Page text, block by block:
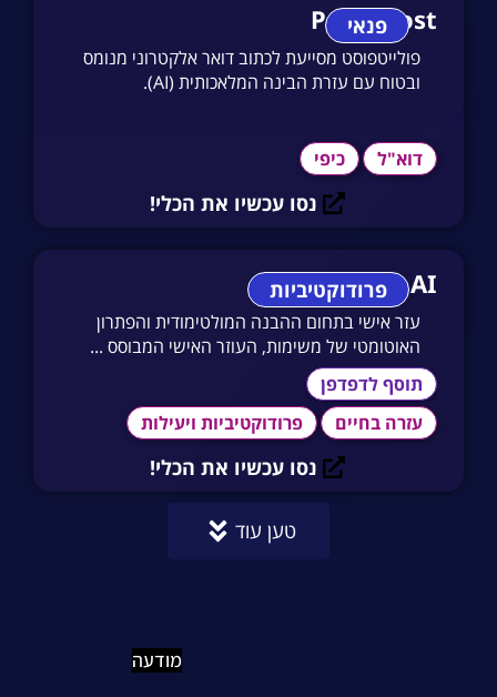
פנאי
PolitePost
פולייטפוסט מסייעת לכתוב דואר אלקטרוני מנומס
ובטוח עם עזרת הבינה המלאכותית (AI).
דוא"ל כיפי
נסו עכשיו את הכלי!
פרודוקטיביות
Sheldon AI
עזר אישי בתחום ההבנה המולטימודית והפתרון
האוטומטי של משימות, העוזר האישי המבוסס ...
תוסף לדפדפן
עזרה בחיים
פרודוקטיביות ויעילות
נסו עכשיו את הכלי!
טען עוד
מודעה